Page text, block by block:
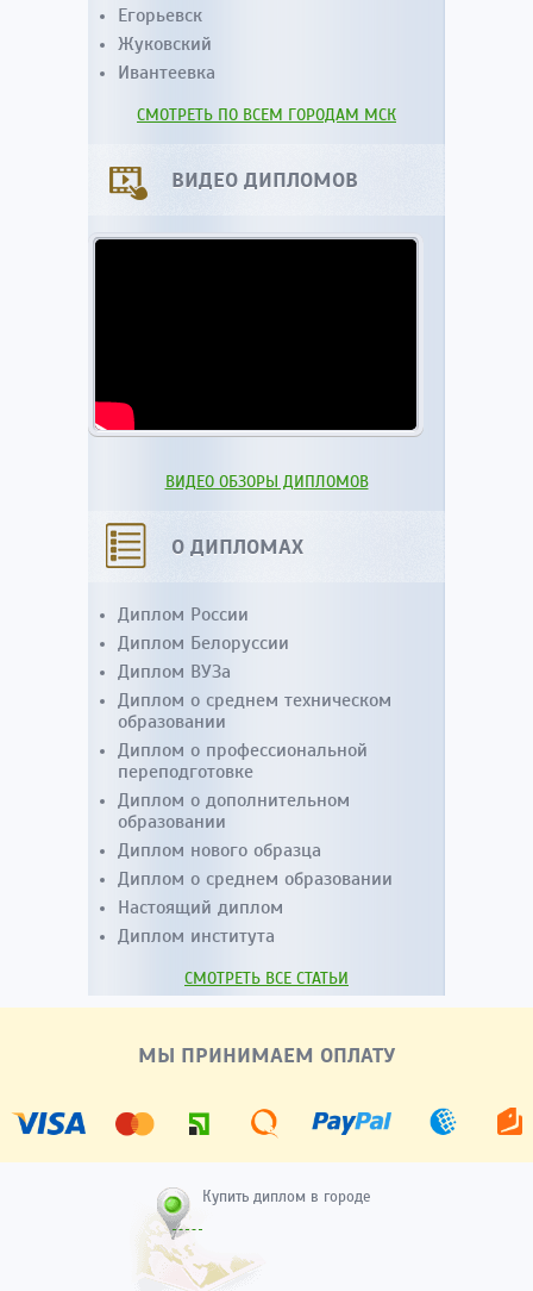
Егорьевск
Жуковский
Ивантеевка
СМОТРЕТЬ ПО ВСЕМ ГОРОДАМ МСК
ВИДЕО ДИПЛОМОВ
ВИДЕО ОБЗОРЫ ДИПЛОМОВ
О ДИПЛОМАХ
Диплом России
Диплом Белоруссии
Диплом ВУЗа
Диплом о среднем техническом
образовании
Диплом о профессиональной
переподготовке
Диплом о дополнительном
образовании
Диплом нового образца
Диплом о среднем образовании
Настоящий диплом
Диплом института
СМОТРЕТЬ ВСЕ СТАТЬИ
МЫ ПРИНИМАЕМ ОПЛАТУ
Купить диплом в городе